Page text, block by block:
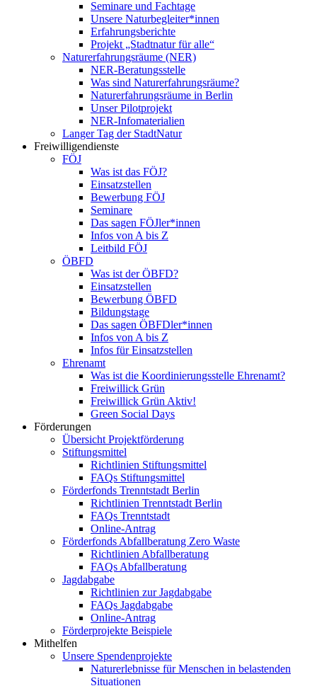
Seminare und Fachtage
Unsere Naturbegleiter*innen
Erfahrungsberichte
Projekt „Stadtnatur für alle“
Naturerfahrungsräume (NER)
NER-Beratungsstelle
Was sind Naturerfahrungsräume?
Naturerfahrungsräume in Berlin
Unser Pilotprojekt
NER-Infomaterialien
Langer Tag der StadtNatur
Freiwilligendienste
FÖJ
Was ist das FÖJ?
Einsatzstellen
Bewerbung FÖJ
Seminare
Das sagen FÖJler*innen
Infos von A bis Z
Leitbild FÖJ
ÖBFD
Was ist der ÖBFD?
Einsatzstellen
Bewerbung ÖBFD
Bildungstage
Das sagen ÖBFDler*innen
Infos von A bis Z
Infos für Einsatzstellen
Ehrenamt
Was ist die Koordinierungsstelle Ehrenamt?
Freiwillick Grün
Freiwillick Grün Aktiv!
Green Social Days
Förderungen
Übersicht Projektförderung
Stiftungsmittel
Richtlinien Stiftungsmittel
FAQs Stiftungsmittel
Förderfonds Trenntstadt Berlin
Richtlinien Trenntstadt Berlin
FAQs Trenntstadt
Online-Antrag
Förderfonds Abfallberatung Zero Waste
Richtlinien Abfallberatung
FAQs Abfallberatung
Jagdabgabe
Richtlinien zur Jagdabgabe
FAQs Jagdabgabe
Online-Antrag
Förderprojekte Beispiele
Mithelfen
Unsere Spendenprojekte
Naturerlebnisse für Menschen in belastenden
Situationen